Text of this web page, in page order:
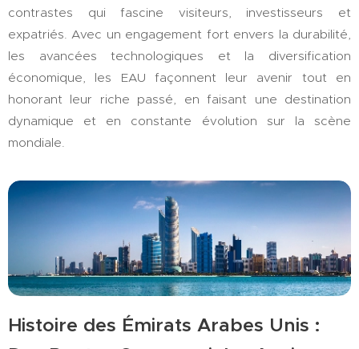
contrastes qui fascine visiteurs, investisseurs et
expatriés. Avec un engagement fort envers la durabilité,
les avancées technologiques et la diversification
économique, les EAU façonnent leur avenir tout en
honorant leur riche passé, en faisant une destination
dynamique et en constante évolution sur la scène
mondiale.
Histoire des Émirats Arabes Unis :